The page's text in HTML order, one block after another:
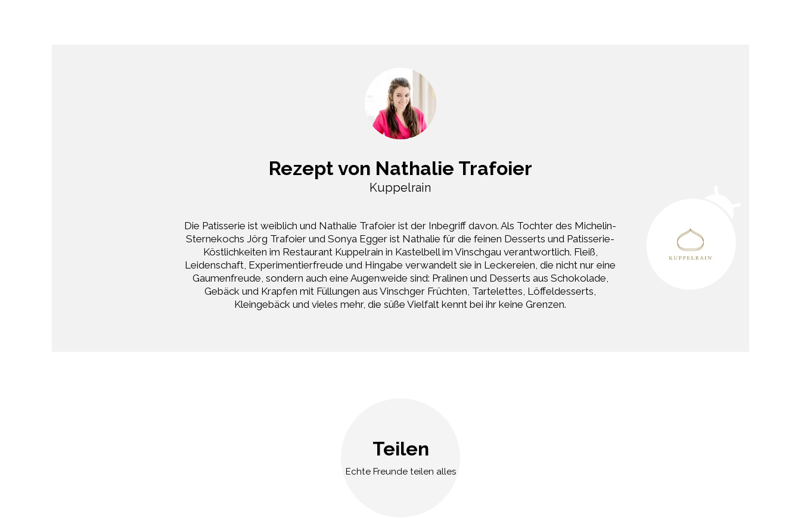
Rezept von Nathalie Trafoier
Kuppelrain
Die Patisserie ist weiblich und Nathalie Trafoier ist der Inbegriff davon. Als Tochter des Michelin-
Sternekochs Jörg Trafoier und Sonya Egger ist Nathalie für die feinen Desserts und Patisserie-
Köstlichkeiten im Restaurant Kuppelrain in Kastelbell im Vinschgau verantwortlich. Fleiß,
Leidenschaft, Experimentierfreude und Hingabe verwandelt sie in Leckereien, die nicht nur eine
Gaumenfreude, sondern auch eine Augenweide sind: Pralinen und Desserts aus Schokolade,
Gebäck und Krapfen mit Füllungen aus Vinschger Früchten, Tartelettes, Löffeldesserts,
Kleingebäck und vieles mehr, die süße Vielfalt kennt bei ihr keine Grenzen.
Teilen
Echte Freunde teilen alles